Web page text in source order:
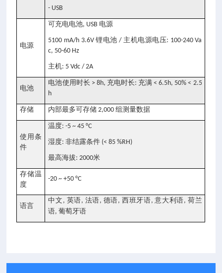
- USB
电源
可充电电池, USB 电源
5100 mA/h 3.6V锂电池 / 主机电源电压: 100-240 Va
c, 50-60 Hz
主机: 5 Vdc / 2A
电池
电池使用时长 > 8h, 充电时长: 充满 < 6.5h, 50% < 2.5
h
存储 内部最多可存储 2,000组测量数据
使用条
件
温度: -5 ~ 45 °C
湿度:非结露条件 (< 85 %RH)
最高海拔: 2000米
存储温
度
-20 ~ +50 °C
语言
中文 , 英语, 法语, 德语, 西班牙语,意大利语, 荷兰
语,葡萄牙语